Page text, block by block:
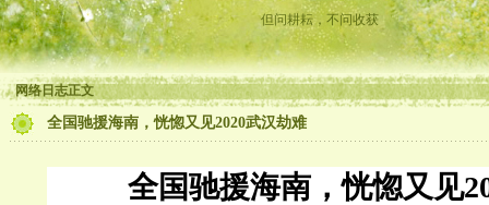
但问耕耘，不问收获
网络日志正文
全国驰援海南，恍惚又见2020武汉劫难
全国驰援海南，恍惚又见